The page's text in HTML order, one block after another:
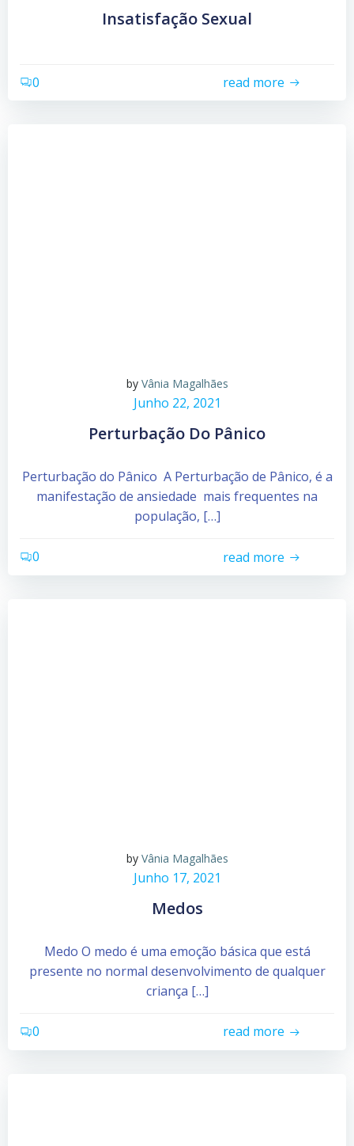
Insatisfação Sexual
0 read more
by Vânia Magalhães
Junho 22, 2021
Perturbação Do Pânico
Perturbação do Pânico A Perturbação de Pânico, é a
manifestação de ansiedade mais frequentes na
população, […]
0 read more
by Vânia Magalhães
Junho 17, 2021
Medos
Medo O medo é uma emoção básica que está
presente no normal desenvolvimento de qualquer
criança […]
0 read more